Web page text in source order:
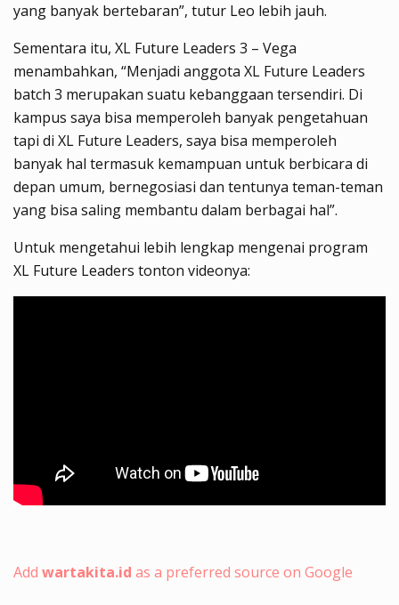
yang banyak bertebaran”, tutur Leo lebih jauh.
Sementara itu, XL Future Leaders 3 – Vega
menambahkan, “Menjadi anggota XL Future Leaders
batch 3 merupakan suatu kebanggaan tersendiri. Di
kampus saya bisa memperoleh banyak pengetahuan
tapi di XL Future Leaders, saya bisa memperoleh
banyak hal termasuk kemampuan untuk berbicara di
depan umum, bernegosiasi dan tentunya teman-teman
yang bisa saling membantu dalam berbagai hal”.
Untuk mengetahui lebih lengkap mengenai program
XL Future Leaders tonton videonya:
Add wartakita.id as a preferred source on Google